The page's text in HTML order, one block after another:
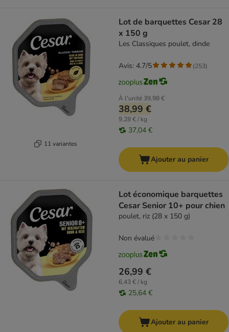
11 variantes
Lot de barquettes Cesar 28
x 150 g
Les Classiques poulet, dinde
À l'unité 39,98 €
38,99 €
9,28 € / kg
37,04 €
Avis: 4.7/5 (253)
Ajouter au panier
Lot économique barquettes
Cesar Senior 10+ pour chien
poulet, riz (28 x 150 g)
26,99 €
6,43 € / kg
25,64 €
Non évalué
Ajouter au panier